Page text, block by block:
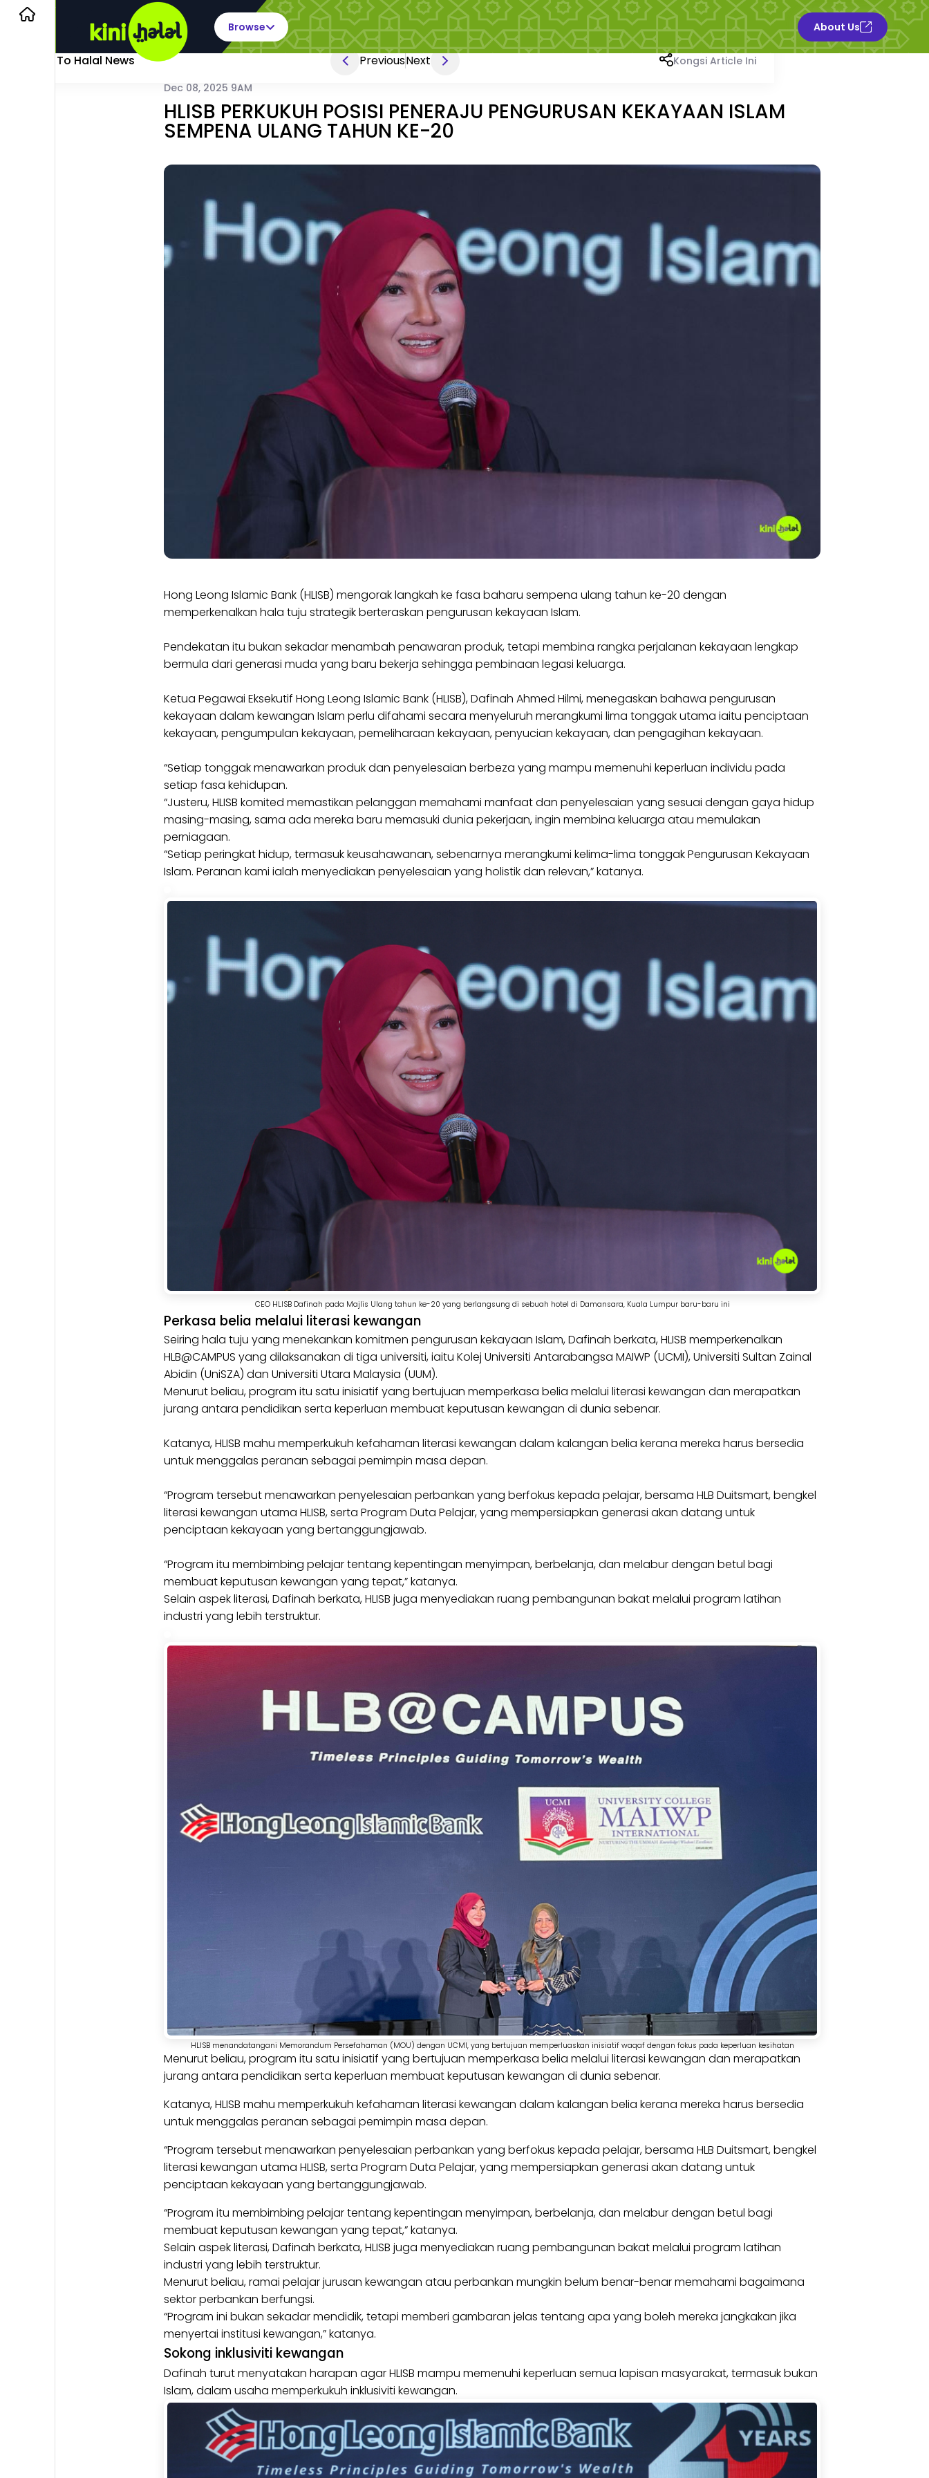
Browse About Us
Back To Halal News PreviousNext
Kongsi Article Ini
Dec 08, 2025 9AM
HLISB PERKUKUH POSISI PENERAJU PENGURUSAN KEKAYAAN ISLAM
SEMPENA ULANG TAHUN KE-20
Hong Leong Islamic Bank (HLISB) mengorak langkah ke fasa baharu sempena ulang tahun ke-20 dengan
memperkenalkan hala tuju strategik berteraskan pengurusan kekayaan Islam.
Pendekatan itu bukan sekadar menambah penawaran produk, tetapi membina rangka perjalanan kekayaan lengkap
bermula dari generasi muda yang baru bekerja sehingga pembinaan legasi keluarga.
Ketua Pegawai Eksekutif Hong Leong Islamic Bank (HLISB), Dafinah Ahmed Hilmi, menegaskan bahawa pengurusan
kekayaan dalam kewangan Islam perlu difahami secara menyeluruh merangkumi lima tonggak utama iaitu penciptaan
kekayaan, pengumpulan kekayaan, pemeliharaan kekayaan, penyucian kekayaan, dan pengagihan kekayaan.
“Setiap tonggak menawarkan produk dan penyelesaian berbeza yang mampu memenuhi keperluan individu pada
setiap fasa kehidupan.
“Justeru, HLISB komited memastikan pelanggan memahami manfaat dan penyelesaian yang sesuai dengan gaya hidup
masing-masing, sama ada mereka baru memasuki dunia pekerjaan, ingin membina keluarga atau memulakan
perniagaan.
“Setiap peringkat hidup, termasuk keusahawanan, sebenarnya merangkumi kelima-lima tonggak Pengurusan Kekayaan
Islam. Peranan kami ialah menyediakan penyelesaian yang holistik dan relevan,” katanya.
CEO HLISB Dafinah pada Majlis Ulang tahun ke-20 yang berlangsung di sebuah hotel di Damansara, Kuala Lumpur baru-baru ini
Perkasa belia melalui literasi kewangan
Seiring hala tuju yang menekankan komitmen pengurusan kekayaan Islam, Dafinah berkata, HLISB memperkenalkan
HLB@CAMPUS yang dilaksanakan di tiga universiti, iaitu Kolej Universiti Antarabangsa MAIWP (UCMI), Universiti Sultan Zainal
Abidin (UniSZA) dan Universiti Utara Malaysia (UUM).
Menurut beliau, program itu satu inisiatif yang bertujuan memperkasa belia melalui literasi kewangan dan merapatkan
jurang antara pendidikan serta keperluan membuat keputusan kewangan di dunia sebenar.
Katanya, HLISB mahu memperkukuh kefahaman literasi kewangan dalam kalangan belia kerana mereka harus bersedia
untuk menggalas peranan sebagai pemimpin masa depan.
“Program tersebut menawarkan penyelesaian perbankan yang berfokus kepada pelajar, bersama HLB Duitsmart, bengkel
literasi kewangan utama HLISB, serta Program Duta Pelajar, yang mempersiapkan generasi akan datang untuk
penciptaan kekayaan yang bertanggungjawab.
“Program itu membimbing pelajar tentang kepentingan menyimpan, berbelanja, dan melabur dengan betul bagi
membuat keputusan kewangan yang tepat,” katanya.
Selain aspek literasi, Dafinah berkata, HLISB juga menyediakan ruang pembangunan bakat melalui program latihan
industri yang lebih terstruktur.
HLISB menandatangani Memorandum Persefahaman (MOU) dengan UCMI, yang bertujuan memperluaskan inisiatif waqaf dengan fokus pada keperluan kesihatan
Menurut beliau, program itu satu inisiatif yang bertujuan memperkasa belia melalui literasi kewangan dan merapatkan
jurang antara pendidikan serta keperluan membuat keputusan kewangan di dunia sebenar.
Katanya, HLISB mahu memperkukuh kefahaman literasi kewangan dalam kalangan belia kerana mereka harus bersedia
untuk menggalas peranan sebagai pemimpin masa depan.
“Program tersebut menawarkan penyelesaian perbankan yang berfokus kepada pelajar, bersama HLB Duitsmart, bengkel
literasi kewangan utama HLISB, serta Program Duta Pelajar, yang mempersiapkan generasi akan datang untuk
penciptaan kekayaan yang bertanggungjawab.
“Program itu membimbing pelajar tentang kepentingan menyimpan, berbelanja, dan melabur dengan betul bagi
membuat keputusan kewangan yang tepat,” katanya.
Selain aspek literasi, Dafinah berkata, HLISB juga menyediakan ruang pembangunan bakat melalui program latihan
industri yang lebih terstruktur.
Menurut beliau, ramai pelajar jurusan kewangan atau perbankan mungkin belum benar-benar memahami bagaimana
sektor perbankan berfungsi.
“Program ini bukan sekadar mendidik, tetapi memberi gambaran jelas tentang apa yang boleh mereka jangkakan jika
menyertai institusi kewangan,” katanya.
Sokong inklusiviti kewangan
Dafinah turut menyatakan harapan agar HLISB mampu memenuhi keperluan semua lapisan masyarakat, termasuk bukan
Islam, dalam usaha memperkukuh inklusiviti kewangan.